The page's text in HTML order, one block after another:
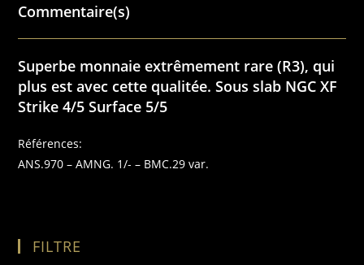
Commentaire(s)
Superbe monnaie extrêmement rare (R3), qui
plus est avec cette qualitée. Sous slab NGC XF
Strike 4/5 Surface 5/5
Références:
ANS.970 – AMNG. 1/- – BMC.29 var.
FILTRE